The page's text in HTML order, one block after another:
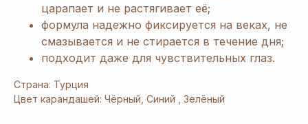
царапает и не растягивает её;
формула надежно фиксируется на веках, не
смазывается и не стирается в течение дня;
подходит даже для чувствительных глаз.
Страна: Турция
Цвет карандашей: Чёрный, Синий , Зелёный